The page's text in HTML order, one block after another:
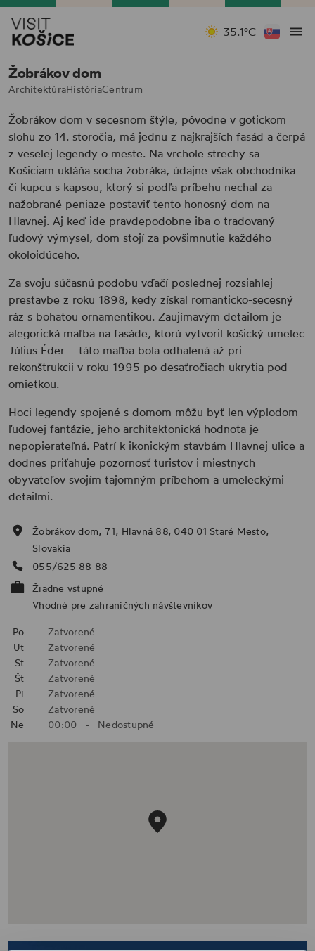
35.1°C
Žobrákov dom
ArchitektúraHistóriaCentrum
Žobrákov dom v secesnom štýle, pôvodne v gotickom
slohu zo 14. storočia, má jednu z najkrajších fasád a čerpá
z veselej legendy o meste. Na vrchole strechy sa
Košiciam ukláňa socha žobráka, údajne však obchodníka
či kupcu s kapsou, ktorý si podľa príbehu nechal za
nažobrané peniaze postaviť tento honosný dom na
Hlavnej. Aj keď ide pravdepodobne iba o tradovaný
ľudový výmysel, dom stojí za povšimnutie každého
okoloidúceho.
Za svoju súčasnú podobu vďačí poslednej rozsiahlej
prestavbe z roku 1898, kedy získal romanticko-secesný
ráz s bohatou ornamentikou. Zaujímavým detailom je
alegorická maľba na fasáde, ktorú vytvoril košický umelec
Július Éder – táto maľba bola odhalená až pri
rekonštrukcii v roku 1995 po desaťročiach ukrytia pod
omietkou.
Hoci legendy spojené s domom môžu byť len výplodom
ľudovej fantázie, jeho architektonická hodnota je
nepopierateľná. Patrí k ikonickým stavbám Hlavnej ulice a
dodnes priťahuje pozornosť turistov i miestnych
obyvateľov svojím tajomným príbehom a umeleckými
detailmi.
Žobrákov dom, 71, Hlavná 88, 040 01 Staré Mesto,
Slovakia
055/625 88 88
Žiadne vstupné
Vhodné pre zahraničných návštevníkov
Po
Zatvorené
Ut
Zatvorené
St
Zatvorené
Št
Zatvorené
Pi
Zatvorené
So
Zatvorené
Ne
00:00 - Nedostupné